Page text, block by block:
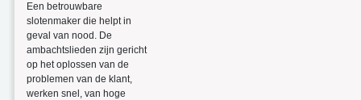
Een betrouwbare
slotenmaker die helpt in
geval van nood. De
ambachtslieden zijn gericht
op het oplossen van de
problemen van de klant,
werken snel, van hoge